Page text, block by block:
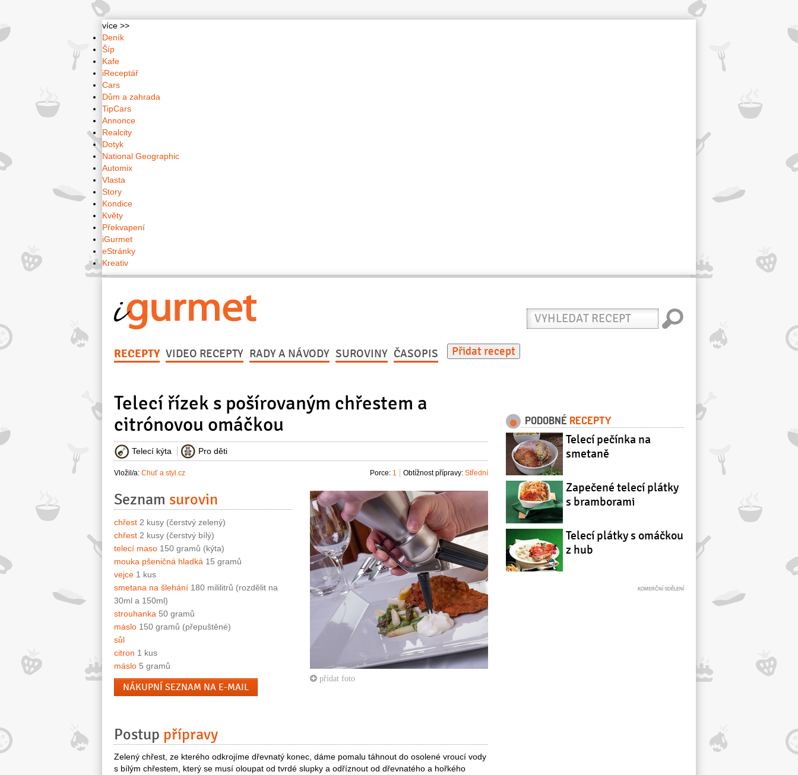
více >>
Deník
Šíp
Kafe
iReceptář
Cars
Dům a zahrada
TipCars
Annonce
Realcity
Dotyk
National Geographic
Automix
Vlasta
Story
Kondice
Květy
Překvapení
iGurmet
eStránky
Kreativ
Vyhledat
recept
RECEPTY VIDEO RECEPTY RADY A NÁVODY SUROVINY ČASOPIS Přidat recept
Telecí řízek s pošírovaným chřestem a
citrónovou omáčkou
Telecí kýta Pro děti
Vložil/a: Chuť a styl.cz Obtížnost přípravy: Střední
Porce: 1
přidat foto
Seznam surovin
chřest 2 kusy (čerstvý zelený)
chřest 2 kusy (čerstvý bílý)
telecí maso 150 gramů (kýta)
mouka pšeničná hladká 15 gramů
vejce 1 kus
smetana na šlehání 180 mililitrů (rozdělit na
30ml a 150ml)
strouhanka 50 gramů
máslo 150 gramů (přepuštěné)
sůl
citron 1 kus
máslo 5 gramů
NÁKUPNÍ SEZNAM NA E-MAIL
Postup přípravy
Zelený chřest, ze kterého odkrojíme dřevnatý konec, dáme pomalu táhnout do osolené vroucí vody
s bílým chřestem, který se musí oloupat od tvrdé slupky a odříznout od dřevnatého a hořkého
PODOBNÉ RECEPTY
Telecí pečínka na
smetaně
Zapečené telecí plátky
s bramborami
Telecí plátky s omáčkou
z hub